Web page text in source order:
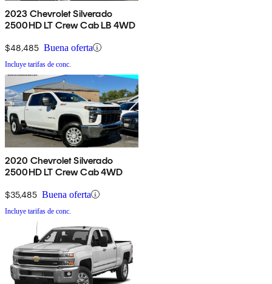
2023 Chevrolet Silverado
2500HD LT Crew Cab LB 4WD
$48,485 Buena oferta
Incluye tarifas de conc.
2020 Chevrolet Silverado
2500HD LT Crew Cab 4WD
$35,485 Buena oferta
Incluye tarifas de conc.